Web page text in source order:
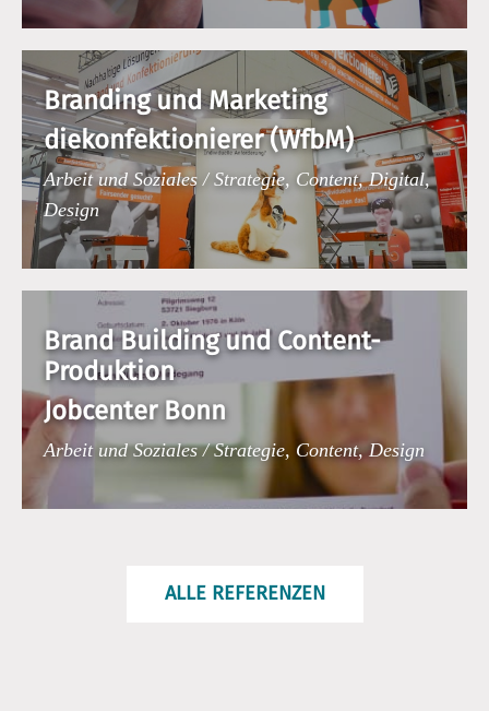
Branding und Marketing
diekonfektionierer (WfbM)
Arbeit und Soziales / Strategie, Content, Digital,
Design
Brand Building und Content-
Produktion
Jobcenter Bonn
Arbeit und Soziales / Strategie, Content, Design
ALLE REFERENZEN